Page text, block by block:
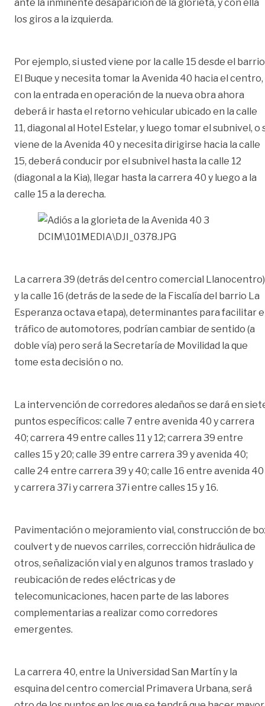
ante la inminente desaparición de la glorieta, y con ella
los giros a la izquierda.
Por ejemplo, si usted viene por la calle 15 desde el barrio
El Buque y necesita tomar la Avenida 40 hacia el centro,
con la entrada en operación de la nueva obra ahora
deberá ir hasta el retorno vehicular ubicado en la calle
11, diagonal al Hotel Estelar, y luego tomar el subnivel, o
viene de la Avenida 40 y necesita dirigirse hacia la calle
15, deberá conducir por el subnivel hasta la calle 12
(diagonal a la Kia), llegar hasta la carrera 40 y luego a la
calle 15 a la derecha.
DCIM\101MEDIA\DJI_0378.JPG
La carrera 39 (detrás del centro comercial Llanocentro)
y la calle 16 (detrás de la sede de la Fiscalía del barrio La
Esperanza octava etapa), determinantes para facilitar
tráfico de automotores, podrían cambiar de sentido (a
doble vía) pero será la Secretaría de Movilidad la que
tome esta decisión o no.
La intervención de corredores aledaños se dará en
puntos específicos: calle 7 entre avenida 40 y carrera
40; carrera 49 entre calles 11 y 12; carrera 39 entre
calles 15 y 20; calle 39 entre carrera 39 y avenida 40;
calle 24 entre carrera 39 y 40; calle 16 entre avenida 40
y carrera 37i y carrera 37i entre calles 15 y 16.
Pavimentación o mejoramiento vial, construcción de
coulvert y de nuevos carriles, corrección hidráulica de
otros, señalización vial y en algunos tramos traslado y
reubicación de redes eléctricas y de
telecomunicaciones, hacen parte de las labores
complementarias a realizar como corredores
emergentes.
La carrera 40, entre la Universidad San Martín y la
esquina del centro comercial Primavera Urbana, será